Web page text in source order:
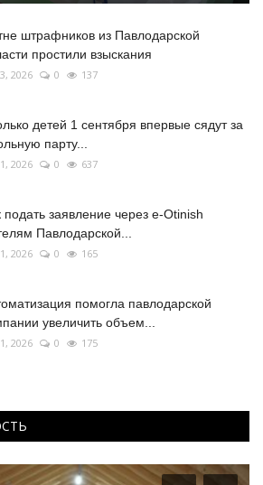
штрафников из Павлодарской
простили взыскания
2026 0 137
детей 1 сентября впервые сядут за
парту...
2026 0 637
подать заявление через e-Otinish
Павлодарской...
2026 0 165
помогла павлодарской
увеличить объем...
2026 0 175